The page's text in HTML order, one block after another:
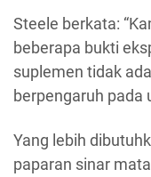
Steele berkata:
beberapa bukti
suplemen tidak
berpengaruh pada
Yang lebih
paparan sinar